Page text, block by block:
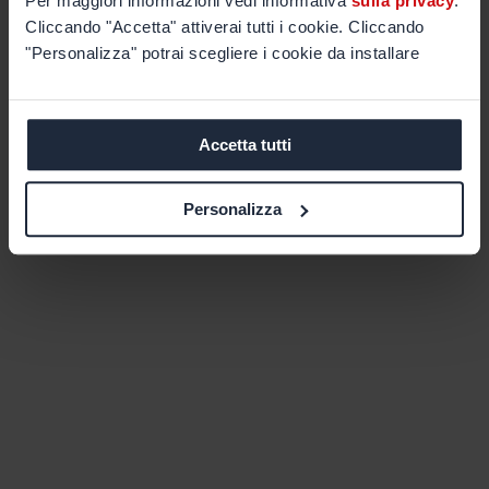
Cliccando "Accetta" attiverai tutti i cookie. Cliccando
"Personalizza" potrai scegliere i cookie da installare
Accetta tutti
Personalizza